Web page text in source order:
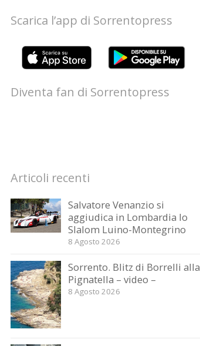
Scarica l’app di Sorrentopress
Diventa fan di Sorrentopress
Articoli recenti
Salvatore Venanzio si
aggiudica in Lombardia lo
Slalom Luino-Montegrino
8 Agosto 2026
Sorrento. Blitz di Borrelli alla
Pignatella – video –
8 Agosto 2026